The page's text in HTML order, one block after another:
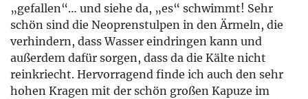
„gefallen“… und siehe da, „es“ schwimmt! Sehr
schön sind die Neoprenstulpen in den Ärmeln, die
verhindern, dass Wasser eindringen kann und
außerdem dafür sorgen, dass da die Kälte nicht
reinkriecht. Hervorragend finde ich auch den sehr
hohen Kragen mit der schön großen Kapuze im